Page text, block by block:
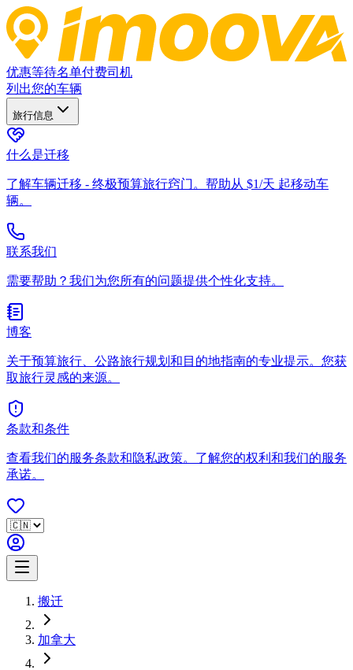
优惠等待名单付费司机
列出您的车辆
旅行信息
什么是迁移
了解车辆迁移 - 终极预算旅行窍门。帮助从 $1/天 起移动车
辆。
联系我们
需要帮助？我们为您所有的问题提供个性化支持。
博客
关于预算旅行、公路旅行规划和目的地指南的专业提示。您获
取旅行灵感的来源。
条款和条件
查看我们的服务条款和隐私政策。了解您的权利和我们的服务
承诺。
搬迁
加拿大